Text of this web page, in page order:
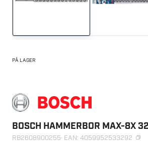
PÅ LAGER
BOSCH HAMMERBOR MAX-8X
RB2608900255· EAN: 4059952533292